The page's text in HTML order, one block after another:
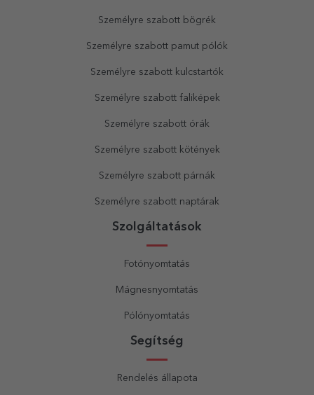
Személyre szabott bögrék
Személyre szabott pamut pólók
Személyre szabott kulcstartók
Személyre szabott faliképek
Személyre szabott órák
Személyre szabott kötények
Személyre szabott párnák
Személyre szabott naptárak
Szolgáltatások
Fotónyomtatás
Mágnesnyomtatás
Pólónyomtatás
Segítség
Rendelés állapota